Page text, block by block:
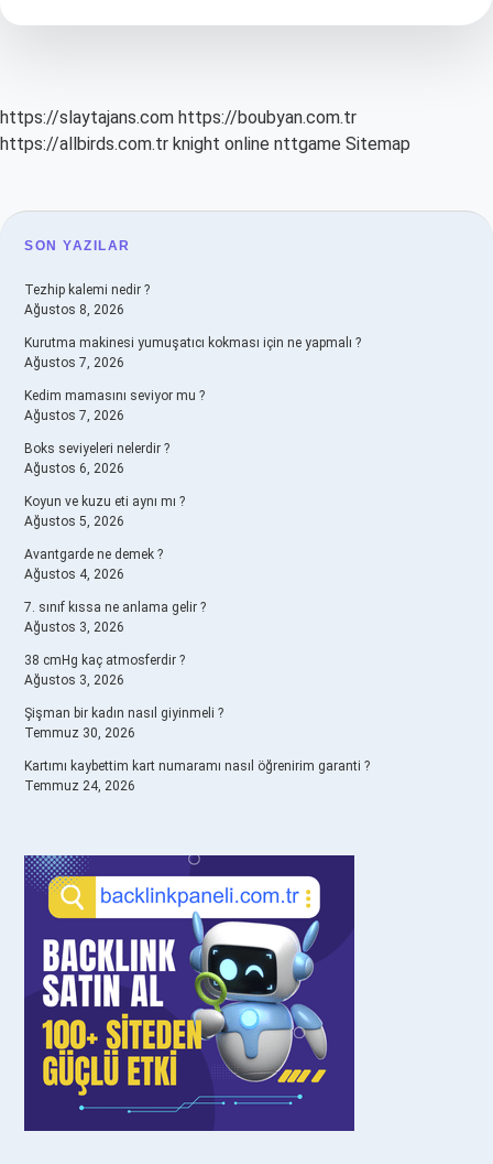
Ml
https://slaytajans.com https://boubyan.com.tr
https://allbirds.com.tr knight online nttgame Sitemap
SIDEBAR
SON YAZILAR
Tezhip kalemi nedir ?
Ağustos 8, 2026
Kurutma makinesi yumuşatıcı kokması için ne yapmalı ?
Ağustos 7, 2026
Kedim mamasını seviyor mu ?
Ağustos 7, 2026
Boks seviyeleri nelerdir ?
Ağustos 6, 2026
Koyun ve kuzu eti aynı mı ?
Ağustos 5, 2026
Avantgarde ne demek ?
Ağustos 4, 2026
7. sınıf kıssa ne anlama gelir ?
Ağustos 3, 2026
38 cmHg kaç atmosferdir ?
Ağustos 3, 2026
Şişman bir kadın nasıl giyinmeli ?
Temmuz 30, 2026
Kartımı kaybettim kart numaramı nasıl öğrenirim garanti ?
Temmuz 24, 2026